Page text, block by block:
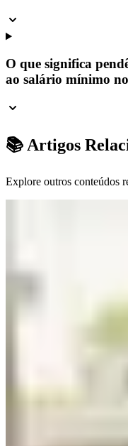
O que significa
ao salário mínimo
📚 Artigos
Explore outros conteúdos